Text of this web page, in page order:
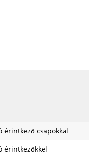
érintkező csapokkal
érintkezőkkel